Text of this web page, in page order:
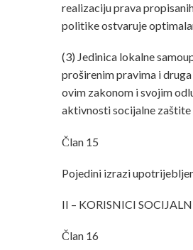
realizaciju prava
politike ostvaruje
(3) Jedinica lokalne
proširenim pravima i
ovim zakonom i svojim
aktivnosti socijalne zaštite
Član 15
Pojedini izrazi
II – KORISNICI
Član 16